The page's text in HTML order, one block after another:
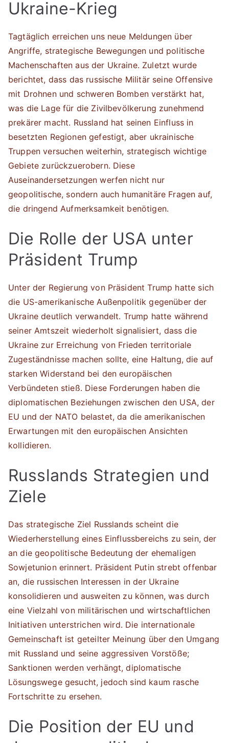
Ukraine-Krieg
Tagtäglich erreichen uns neue Meldungen über
Angriffe, strategische Bewegungen und politische
Machenschaften aus der Ukraine. Zuletzt wurde
berichtet, dass das russische Militär seine Offensive
mit Drohnen und schweren Bomben verstärkt hat,
was die Lage für die Zivilbevölkerung zunehmend
prekärer macht. Russland hat seinen Einfluss in
besetzten Regionen gefestigt, aber ukrainische
Truppen versuchen weiterhin, strategisch wichtige
Gebiete zurückzuerobern. Diese
Auseinandersetzungen werfen nicht nur
geopolitische, sondern auch humanitäre Fragen auf,
die dringend Aufmerksamkeit benötigen.
Die Rolle der USA unter
Präsident Trump
Unter der Regierung von Präsident Trump hatte sich
die US-amerikanische Außenpolitik gegenüber der
Ukraine deutlich verwandelt. Trump hatte während
seiner Amtszeit wiederholt signalisiert, dass die
Ukraine zur Erreichung von Frieden territoriale
Zugeständnisse machen sollte, eine Haltung, die auf
starken Widerstand bei den europäischen
Verbündeten stieß. Diese Forderungen haben die
diplomatischen Beziehungen zwischen den USA, der
EU und der NATO belastet, da die amerikanischen
Erwartungen mit den europäischen Ansichten
kollidieren.
Russlands Strategien und
Ziele
Das strategische Ziel Russlands scheint die
Wiederherstellung eines Einflussbereichs zu sein, der
an die geopolitische Bedeutung der ehemaligen
Sowjetunion erinnert. Präsident Putin strebt offenbar
an, die russischen Interessen in der Ukraine
konsolidieren und ausweiten zu können, was durch
eine Vielzahl von militärischen und wirtschaftlichen
Initiativen unterstrichen wird. Die internationale
Gemeinschaft ist geteilter Meinung über den Umgang
mit Russland und seine aggressiven Vorstöße;
Sanktionen werden verhängt, diplomatische
Lösungswege gesucht, jedoch sind kaum rasche
Fortschritte zu ersehen.
Die Position der EU und